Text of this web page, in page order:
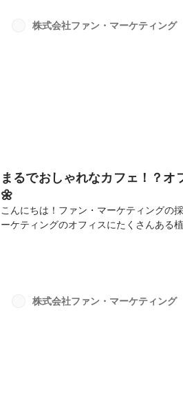
入れているのが特徴です！インターン生
株式会社ファン・マーケティング
まるでおしゃれなカフェ！？
🌼
こんにちは！ファン・マーケティングの
ーケティングのオフィスにたくさんある
ゃれなカフェをイメージしたさまざまな
のはテラスだけではありません！テラス
株式会社ファン・マーケティング